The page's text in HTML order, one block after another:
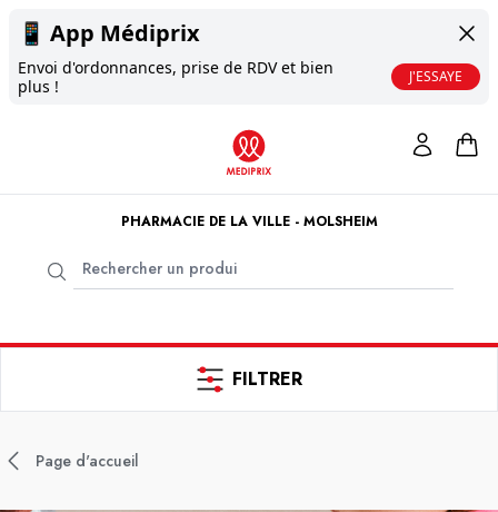
📱 App Médiprix
Envoi d'ordonnances, prise de RDV et bien
plus !
J'ESSAYE
PHARMACIE DE LA VILLE - MOLSHEIM
FILTRER
Page d'accueil